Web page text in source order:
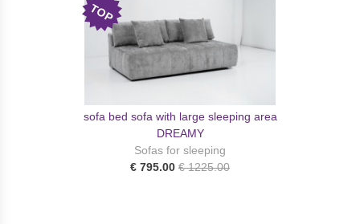
TOP
sofa bed sofa with large sleeping area
DREAMY
Sofas for sleeping
€ 795.00 € 1225.00